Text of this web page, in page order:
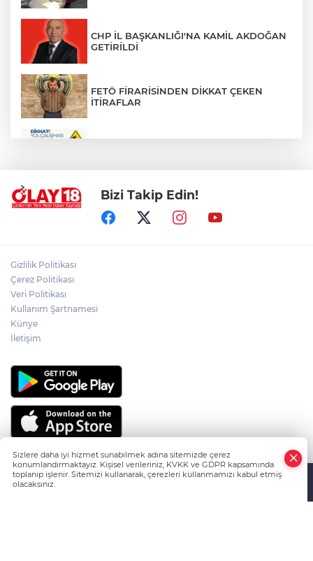
CHP İL BAŞKANLIĞI'NA KAMİL AKDOĞAN
GETİRİLDİ
FETÖ FİRARİSİNDEN DİKKAT ÇEKEN
İTİRAFLAR
PKK'NIN SİLAH BIRAKMA SÜRECİNDE
YENİ DÖNEM
ÇANKIRILI ECZACI SABRİ ATAMANALP
Bizi Takip Edin!
Gizlilik Politikası
Çerez Politikası
Veri Politikası
Kullanım Şartnamesi
Künye
İletişim
Sizlere daha iyi hizmet sunabilmek adına sitemizde çerez
konumlandırmaktayız. Kişisel verileriniz, KVKK ve GDPR kapsamında
toplanıp işlenir. Sitemizi kullanarak, çerezleri kullanmamızı kabul etmiş
olacaksınız.